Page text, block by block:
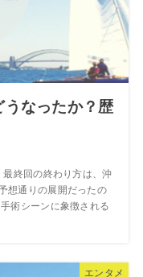
うなったか？歴
終回の終わり方は、沖
想通りの展開だったの
術シーンに象徴される
エンタメ